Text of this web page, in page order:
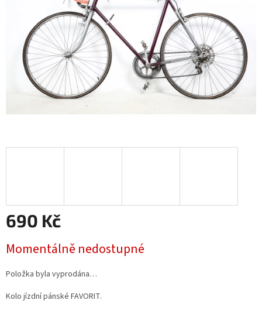
690 Kč
cena:
Momentálně nedostupné
Položka byla vyprodána…
Kolo jízdní pánské FAVORIT.